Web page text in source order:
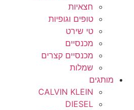
חצאיות
טופים וגופיות
טי שירט
מכנסיים
מכנסיים קצרים
שמלות
מותגים
CALVIN KLEIN
DIESEL